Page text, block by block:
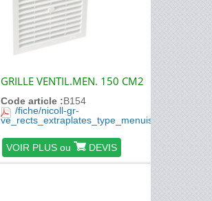
GRILLE VENTIL.MEN. 150 CM2
Code article :B154
/fiche/nicoll-gr-
ve_rects_extraplates_type_menuiserie.pdf
VOIR PLUS ou DEVIS